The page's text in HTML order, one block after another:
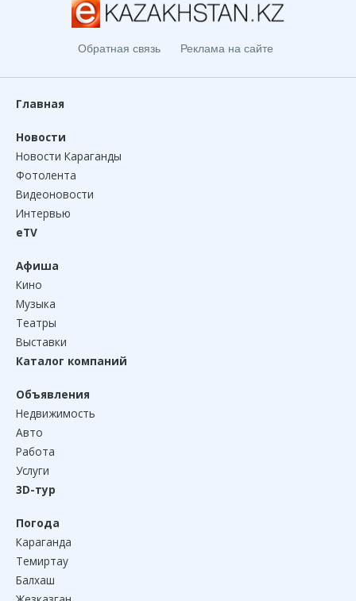
Обратная связь Реклама на сайте
Главная
Новости
Новости Караганды
Фотолента
Видеоновости
Интервью
eTV
Афиша
Кино
Музыка
Театры
Выставки
Каталог компаний
Объявления
Недвижимость
Авто
Работа
Услуги
3D-тур
Погода
Караганда
Темиртау
Балхаш